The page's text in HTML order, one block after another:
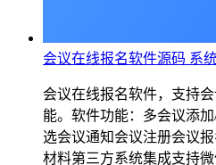
会议在线报名软件源码 系
会议在线报名软件，支持
能。软件功能：多会议添
选会议通知会议注册会议
材料第三方系统集成支持